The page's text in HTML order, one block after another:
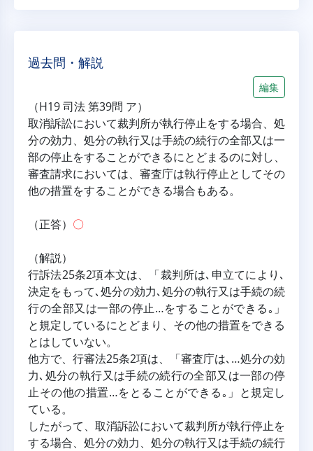
過去問・解説
編集
（H19 司法 第39問 ア）
取消訴訟において裁判所が執行停止をする場合、処
分の効力、処分の執行又は手続の続行の全部又は一
部の停止をすることができるにとどまるのに対し、
審査請求においては、審査庁は執行停止としてその
他の措置をすることができる場合もある。
（正答） 〇
（解説）
行訴法25条2項本文は、「裁判所は､申立てにより､
決定をもって､処分の効力､処分の執行又は手続の続
行の全部又は一部の停止…をすることができる｡」
と規定しているにとどまり、その他の措置をできる
とはしていない。
他方で、行審法25条2項は、「審査庁は､…処分の効
力､処分の執行又は手続の続行の全部又は一部の停
止その他の措置…をとることができる｡」と規定し
ている。
したがって、取消訴訟において裁判所が執行停止を
する場合、処分の効力、処分の執行又は手続の続行